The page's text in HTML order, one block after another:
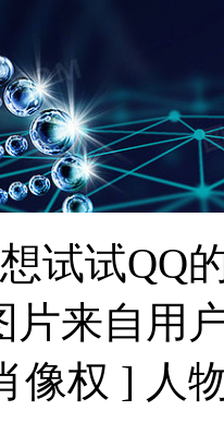
试试QQ
片来自用
像权 ] 人